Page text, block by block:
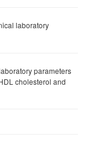
laboratory
parameters
cholesterol and